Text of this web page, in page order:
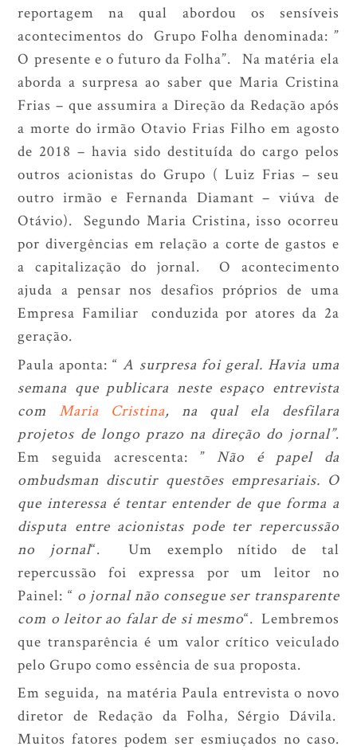
reportagem na qual abordou os sensíveis
acontecimentos do Grupo Folha denominada: ”
O presente e o futuro da Folha”. Na matéria ela
aborda a surpresa ao saber que Maria Cristina
Frias – que assumira a Direção da Redação após
a morte do irmão Otavio Frias Filho em agosto
de 2018 – havia sido destituída do cargo pelos
outros acionistas do Grupo ( Luiz Frias – seu
outro irmão e Fernanda Diamant – viúva de
Otávio). Segundo Maria Cristina, isso ocorreu
por divergências em relação a corte de gastos e
a capitalização do jornal. O acontecimento
ajuda a pensar nos desafios próprios de uma
Empresa Familiar conduzida por atores da 2a
geração.
Paula aponta: “ A surpresa foi geral. Havia uma
semana que publicara neste espaço entrevista
com Maria Cristina, na qual ela desfilara
projetos de longo prazo na direção do jornal”.
Em seguida acrescenta: ”Não é papel da
ombudsman discutir questões empresariais. O
que interessa é tentar entender de que forma a
disputa entre acionistas pode ter repercussão
no jornal“. Um exemplo nítido de tal
repercussão foi expressa por um leitor no
Painel: “ o jornal não consegue ser transparente
com o leitor ao falar de si mesmo“. Lembremos
que transparência é um valor crítico veiculado
pelo Grupo como essência de sua proposta.
Em seguida, na matéria Paula entrevista o novo
diretor de Redação da Folha, Sérgio Dávila.
Muitos fatores podem ser esmiuçados no caso.